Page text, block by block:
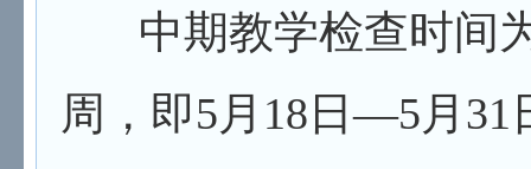
中期教学检查时间
周，即5月18日—5月31